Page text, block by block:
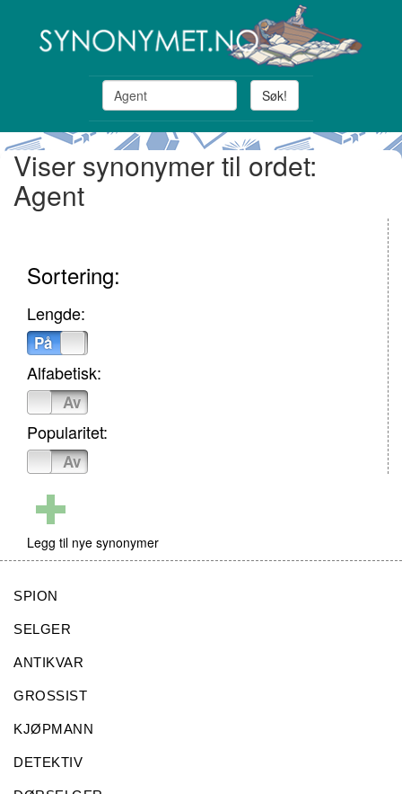
Søk!
Viser synonymer til ordet:
Agent
Sortering:
Lengde:
På
Alfabetisk:
Av
Popularitet:
Av
Legg til nye synonymer
SPION
SELGER
ANTIKVAR
GROSSIST
KJØPMANN
DETEKTIV